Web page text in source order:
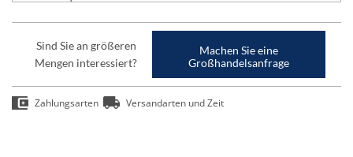
Sind Sie an größeren
Mengen interessiert?
Machen Sie eine
Großhandelsanfrage
Zahlungsarten Versandarten und Zeit